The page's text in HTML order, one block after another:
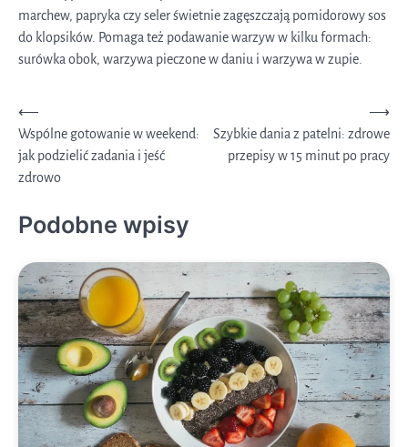
marchew, papryka czy seler świetnie zagęszczają pomidorowy sos
do klopsików. Pomaga też podawanie warzyw w kilku formach:
surówka obok, warzywa pieczone w daniu i warzywa w zupie.
Nawigacja
wpisu
⟵
Wspólne gotowanie w weekend:
jak podzielić zadania i jeść
zdrowo
Szybkie dania z patelni: zdrowe
przepisy w 15 minut po pracy
⟶
Podobne wpisy